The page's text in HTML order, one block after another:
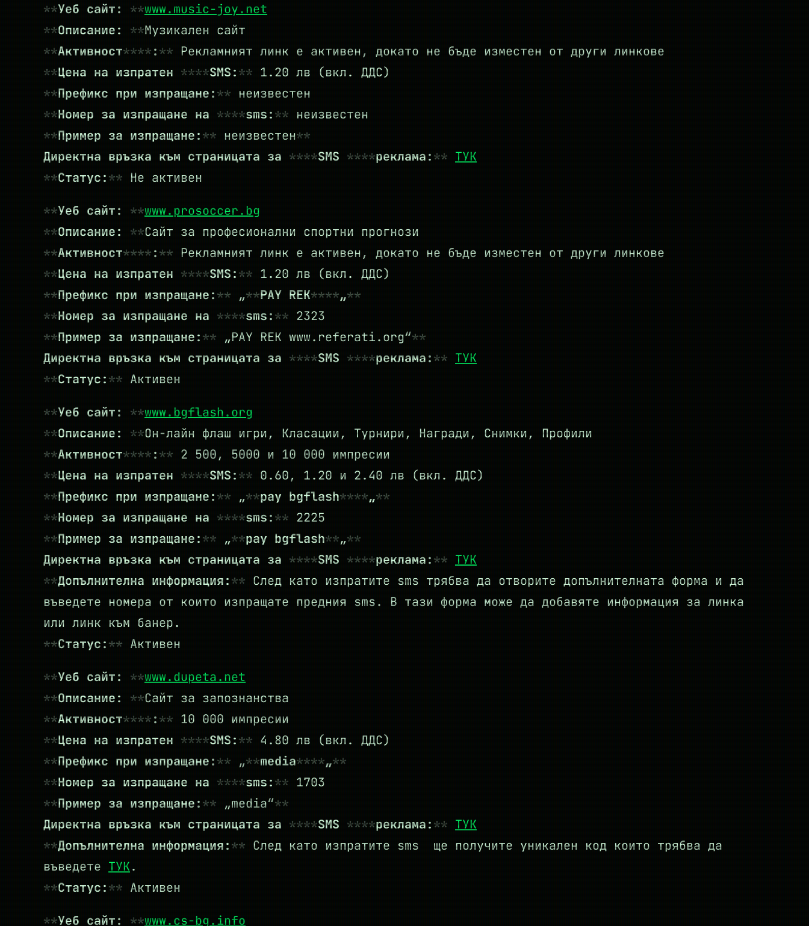
Уеб сайт:
www.music-joy.net
Описание:
Музикален сайт
Активност
:
Рекламният линк е активен, докато не бъде изместен от други линкове
Цена на изпратен
SMS:
1.20 лв (вкл. ДДС)
Префикс при изпращане:
неизвестен
Номер за изпращане на
sms:
неизвестен
Пример за изпращане:
неизвестен
Директна връзка към страницата за
SMS реклама:
ТУК
Статус:
Не активен
Уеб сайт:
www.prosoccer.bg
Описание:
Сайт за професионални спортни прогнози
Активност
:
Рекламният линк е активен, докато не бъде изместен от други линкове
Цена на изпратен
SMS:
1.20 лв (вкл. ДДС)
Префикс при изпращане:
„ PAY REK
„
Номер за изпращане на
sms:
2323
Пример за изпращане:
„PAY REK www.referati.org“
Директна връзка към страницата за
SMS реклама:
ТУК
Статус:
Активен
Уеб сайт:
www.bgflash.org
Описание:
Он-лайн флаш игри, Класации, Турнири, Награди, Снимки, Профили
Активност
:
2 500, 5000 и 10 000 импресии
Цена на изпратен
SMS:
0.60, 1.20 и 2.40 лв (вкл. ДДС)
Префикс при изпращане:
„ pay bgflash
„
Номер за изпращане на
sms:
2225
Пример за изпращане:
„ pay bgflash
„
Директна връзка към страницата за
SMS реклама:
ТУК
Допълнителна информация:
След като изпратите sms трябва да отворите допълнителната форма и да
въведете номера от които изпращате предния sms. В тази форма може да добавяте информация за линка
или линк към банер.
Статус:
Активен
Уеб сайт:
www.dupeta.net
Описание:
Сайт за запознанства
Активност
:
10 000 импресии
Цена на изпратен
SMS:
4.80 лв (вкл. ДДС)
Префикс при изпращане:
„ media
„
Номер за изпращане на
sms:
1703
Пример за изпращане:
„media“
Директна връзка към страницата за
SMS реклама:
ТУК
Допълнителна информация:
След като изпратите sms ще получите уникален код които трябва да
въведете ТУК.
Статус:
Активен
Уеб сайт: www.cs-bg.info